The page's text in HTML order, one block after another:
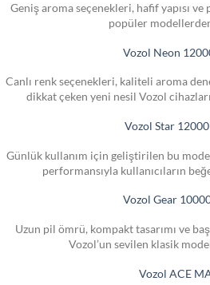
Geniş aroma seçenekleri, hafif yapısı ve
popüler
Vozol Neon
Canlı renk seçenekleri, kaliteli aroma
dikkat çeken yeni nesil Vozol
Vozol Star
Günlük kullanım için geliştirilen bu
performansıyla kullanıcıların
Vozol Gear
Uzun pil ömrü, kompakt tasarımı ve
Vozol’un sevilen klasik
Vozol ACE